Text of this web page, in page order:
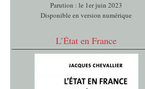
Parution : le 1er juin 2023
Disponible en version numérique
L’État en France